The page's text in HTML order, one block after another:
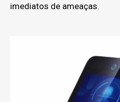
imediatos de ameaças.